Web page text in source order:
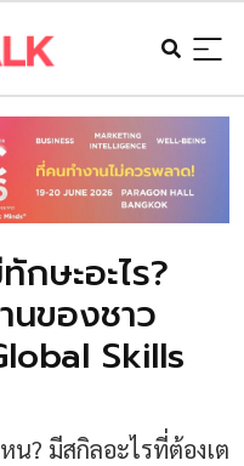
ษะอะไร?
นของชาว
Skills
? มีสกิลอะไรที่ต้องเต